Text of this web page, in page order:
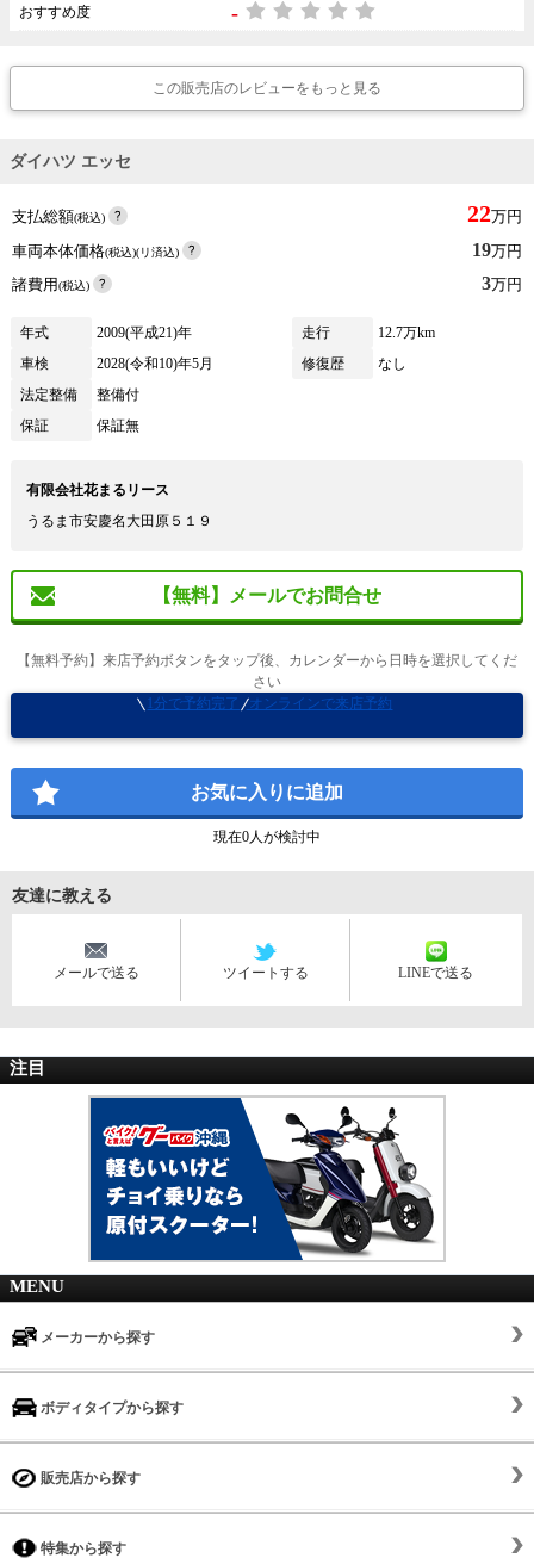
おすすめ度 -
この販売店のレビューをもっと見る
ダイハツ エッセ
支払総額(税込) 22万円
車両本体価格(税込)(リ済込) 19万円
諸費用(税込) 3万円
年式 2009(平成21)年 走行
12.7万km
車検
2028(令和10)年5月 修復歴
なし
法定整備
整備付
保証
保証無
有限会社花まるリース
うるま市安慶名大田原５１９
【無料】メールでお問合せ
【無料予約】来店予約ボタンをタップ後、カレンダーから日時を選択してくだ
さい
1分で予約完了 オンラインで来店予約
お気に入りに追加
現在0人が検討中
友達に教える
メールで送る ツイートする LINEで送る
注目
MENU
メーカーから探す
ボディタイプから探す
販売店から探す
特集から探す